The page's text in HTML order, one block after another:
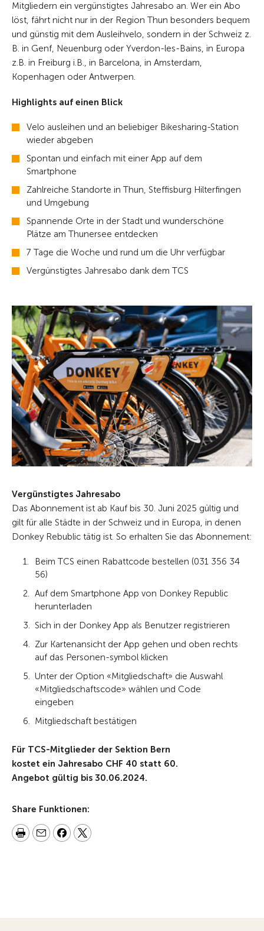
Mitgliedern ein vergünstigtes Jahresabo an. Wer ein Abo
löst, fährt nicht nur in der Region Thun besonders bequem
und günstig mit dem Ausleihvelo, sondern in der Schweiz z.
B. in Genf, Neuenburg oder Yverdon-les-Bains, in Europa
z.B. in Freiburg i.B., in Barcelona, in Amsterdam,
Kopenhagen oder Antwerpen.
Highlights auf einen Blick
Velo ausleihen und an beliebiger Bikesharing-Station
wieder abgeben
Spontan und einfach mit einer App auf dem
Smartphone
Zahlreiche Standorte in Thun, Steffisburg Hilterfingen
und Umgebung
Spannende Orte in der Stadt und wunderschöne
Plätze am Thunersee entdecken
7 Tage die Woche und rund um die Uhr verfügbar
Vergünstigtes Jahresabo dank dem TCS
Vergünstigtes Jahresabo
Das Abonnement ist ab Kauf bis 30. Juni 2025 gültig und
gilt für alle Städte in der Schweiz und in Europa, in denen
Donkey Rebublic tätig ist. So erhalten Sie das Abonnement:
Beim TCS einen Rabattcode bestellen (031 356 34
56)
Auf dem Smartphone App von Donkey Republic
herunterladen
Sich in der Donkey App als Benutzer registrieren
Zur Kartenansicht der App gehen und oben rechts
auf das Personen-symbol klicken
Unter der Option «Mitgliedschaft» die Auswahl
«Mitgliedschaftscode» wählen und Code
eingeben
Mitgliedschaft bestätigen
Für TCS-Mitglieder der Sektion Bern
kostet ein Jahresabo CHF 40 statt 60.
Angebot gültig bis 30.06.2024.
Share Funktionen: